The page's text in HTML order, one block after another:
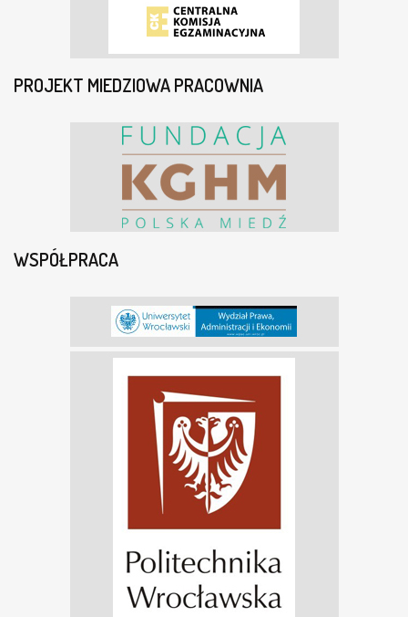
PROJEKT MIEDZIOWA PRACOWNIA
WSPÓŁPRACA